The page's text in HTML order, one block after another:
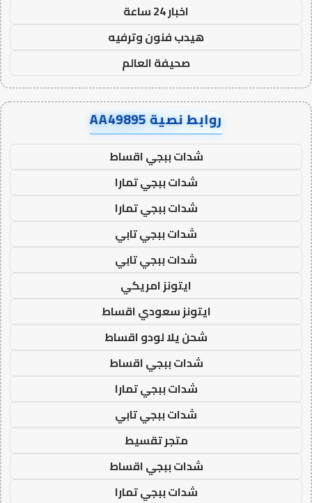
اخبار 24 ساعة
هيدب فنون وترفيه
صحيفة العالم
روابط نصية AA49895
شدات ببجي اقساط
شدات ببجي تمارا
شدات ببجي تمارا
شدات ببجي تابي
شدات ببجي تابي
ايتونز امريكي
ايتونز سعودي اقساط
شحن يلا لودو اقساط
شدات ببجي اقساط
شدات ببجي تمارا
شدات ببجي تابي
متجر تقسيط
شدات ببجي اقساط
شدات ببجي تمارا